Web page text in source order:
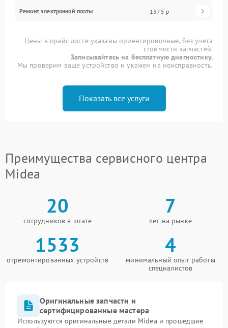
Ремонт электронной платы 1375 р
Цены в прайс-листе указаны ориентировочные, без учета
стоимости запчастей.
Записывайтесь на бесплатную диагностику.
Мы проверим ваше устройство и укажем на неисправность.
Показать все услуги
Преимущества сервисного центра
Midea
20
сотрудников в штате
7
лет на рынке
1533
отремонтированных устройств
4
минимальный опыт работы
специалистов
Оригинальные запчасти и
сертифицированные мастера
Используются оригинальные детали Midea и прошедшие